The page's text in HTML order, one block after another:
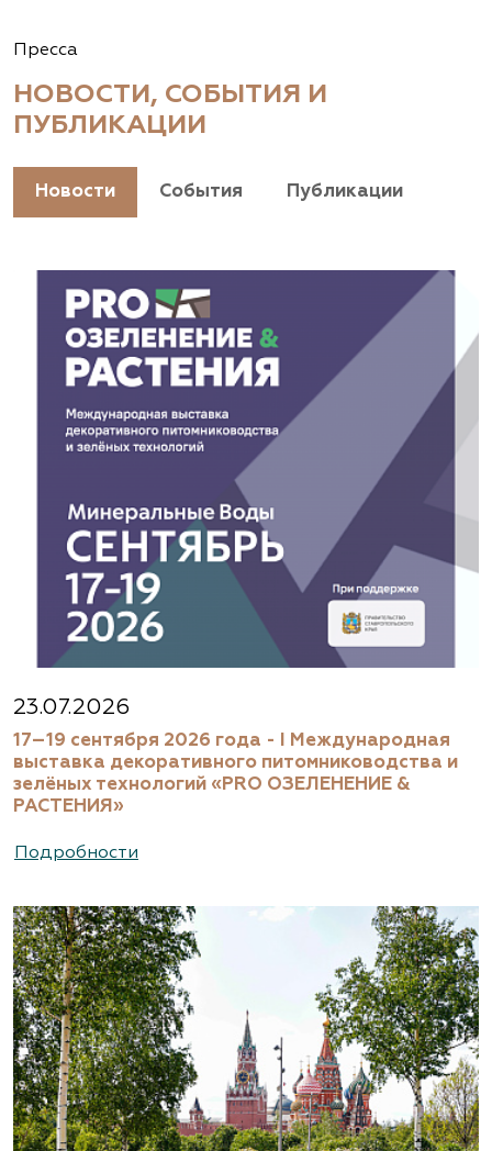
Пресса
НОВОСТИ, СОБЫТИЯ И
ПУБЛИКАЦИИ
Новости События Публикации
23.07.2026
17–19 сентября 2026 года - I Международная
выставка декоративного питомниководства и
зелёных технологий «PRO ОЗЕЛЕНЕНИЕ &
РАСТЕНИЯ»
Подробности